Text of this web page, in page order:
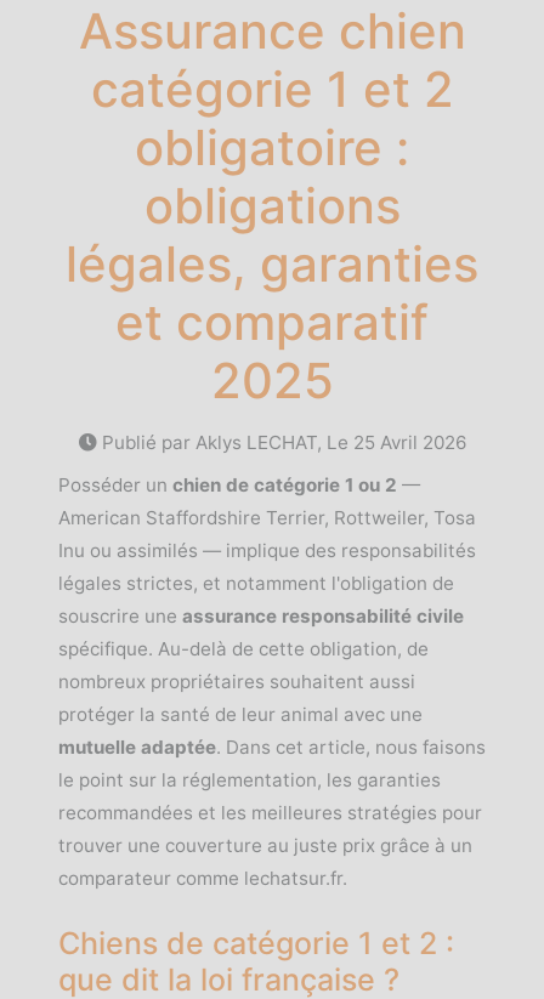
Assurance chien
catégorie 1 et 2
obligatoire :
obligations
légales, garanties
et comparatif
2025
Publié par Aklys LECHAT, Le 25 Avril 2026
Posséder un chien de catégorie 1 ou 2 —
American Staffordshire Terrier, Rottweiler, Tosa
Inu ou assimilés — implique des responsabilités
légales strictes, et notamment l'obligation de
souscrire une assurance responsabilité civile
spécifique. Au-delà de cette obligation, de
nombreux propriétaires souhaitent aussi
protéger la santé de leur animal avec une
mutuelle adaptée. Dans cet article, nous faisons
le point sur la réglementation, les garanties
recommandées et les meilleures stratégies pour
trouver une couverture au juste prix grâce à un
comparateur comme lechatsur.fr.
Chiens de catégorie 1 et 2 :
que dit la loi française ?